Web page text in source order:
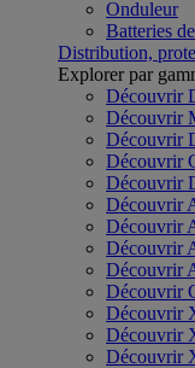
Onduleur
Batteries
Distribution,
Explorer par
Découvrir
Découvrir
Découvrir
Découvrir
Découvrir
Découvrir
Découvrir
Découvrir
Découvrir
Découvrir
Découvrir
Découvrir
Découvrir